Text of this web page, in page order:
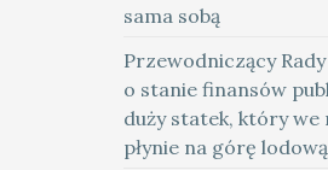
sama sobą
Przewodniczący
o stanie finansów
duży statek, który we
płynie na górę lodową